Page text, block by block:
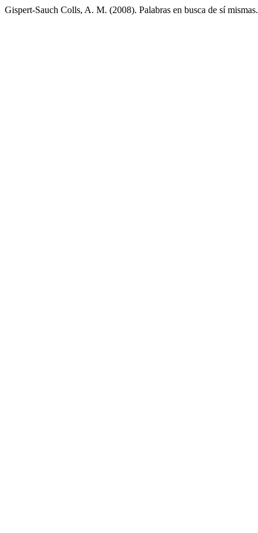
Gispert-Sauch Colls, A. M. (2008). Palabras en busca de sí mismas.